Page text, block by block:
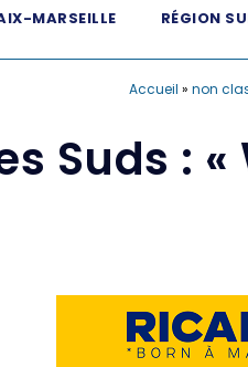
MARSEILLE RÉGION
Accueil » non
Suds :